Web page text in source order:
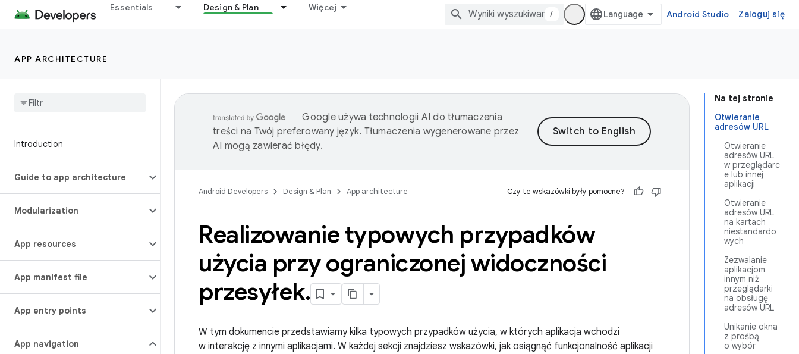
Essentials Design & Plan Więcej
/ Android Studio Zaloguj się
APP ARCHITECTURE
Introduction
Guide to app architecture
Modularization
App resources
App manifest file
App entry points
App navigation
Na tej stronie
Otwieranie
adresów URL
Otwieranie
adresów URL
w przeglądarc
e lub innej
aplikacji
Otwieranie
adresów URL
na kartach
niestandardo
wych
Zezwalanie
aplikacjom
innym niż
przeglądarki
na obsługę
adresów URL
Unikanie okna
z prośbą
o wybór
Google używa technologii AI do tłumaczenia
treści na Twój preferowany język. Tłumaczenia wygenerowane przez
AI mogą zawierać błędy.
Android Developers Design & Plan App architecture Czy te wskazówki były pomocne?
Realizowanie typowych przypadków
użycia przy ograniczonej widoczności
przesyłek.
W tym dokumencie przedstawiamy kilka typowych przypadków użycia, w których aplikacja wchodzi
w interakcję z innymi aplikacjami. W każdej sekcji znajdziesz wskazówki, jak osiągnąć funkcjonalność aplikacji